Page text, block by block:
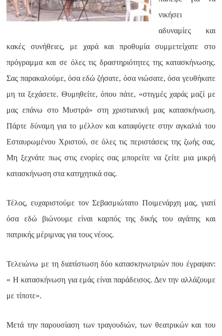
νικήσει
αδυναμίες και
κακές συνήθειες, με χαρά και προθυμία συμμετείχατε στο
πρόγραμμα και σε όλες τις δραστηριότητες της κατασκήνωσης.
Σας παρακαλούμε, όσα εδώ ζήσατε, όσα νιώσατε, όσα γευθήκατε
μη τα ξεχάσετε. Θυμηθείτε, όπου πάτε, «στιγμές χαράς μαζί με
μας επάνω στο Μυστρά» στη χριστιανική μας κατασκήνωση.
Πάρτε δύναμη για το μέλλον και καταφύγετε στην αγκαλιά του
Εσταυρωμένου Χριστού, σε όλες τις περιστάσεις της ζωής σας.
Μη ξεχνάτε πως στις ενορίες σας μπορείτε να ζείτε μια μικρή
κατασκήνωση στα κατηχητικά σας.
Τέλος, ευχαριστούμε τον Σεβασμιώτατο Ποιμενάρχη μας, γιατί
όσα εδώ βιώνουμε είναι καρπός της δικής του αγάπης και
πατρικής μέριμνας για τους νέους.
Τελειώνω με τη διαπίστωση δύο κατασκηνωτριών που έγραψαν:
« Η κατασκήνωση για εμάς είναι παράδεισος. Δεν την αλλάζουμε
με τίποτε».
Μετά την παρουσίαση των τραγουδιών, των θεατρικών και του